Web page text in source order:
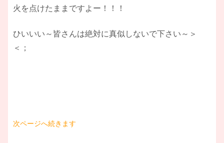
火を点けたままですよー！！！
ひいいい～皆さんは絶対に真似しないで下さい～＞
＜；
次ページへ続きます